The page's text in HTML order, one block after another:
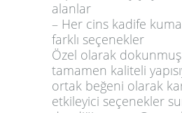
alanlar
– Her cins kadife
farklı seçenekler
Özel olarak
tamamen kaliteli
ortak beğeni olarak
etkileyici seçenekler